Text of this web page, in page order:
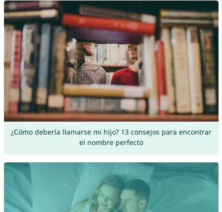
¿Cómo debería llamarse mi hijo? 13 consejos para encontrar
el nombre perfecto